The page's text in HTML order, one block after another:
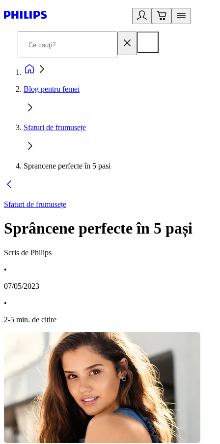
Blog pentru femei
Sfaturi de frumusețe
Sprancene perfecte în 5 pasi
Sfaturi de frumusețe
Sprâncene perfecte în 5 pași
Scris de Philips
•
07/05/2023
•
2-5 min. de citire